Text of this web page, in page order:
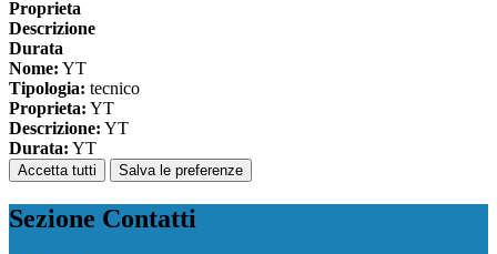
Proprieta
Descrizione
Durata
Nome: YT
Tipologia: tecnico
Proprieta: YT
Descrizione: YT
Durata: YT
Accetta tutti Salva le preferenze
Sezione Contatti